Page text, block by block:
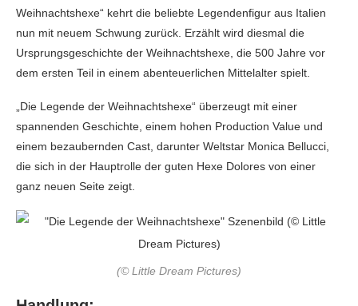
Weihnachtshexe“ kehrt die beliebte Legendenfigur aus Italien
nun mit neuem Schwung zurück. Erzählt wird diesmal die
Ursprungsgeschichte der Weihnachtshexe, die 500 Jahre vor
dem ersten Teil in einem abenteuerlichen Mittelalter spielt.
„Die Legende der Weihnachtshexe“ überzeugt mit einer
spannenden Geschichte, einem hohen Production Value und
einem bezaubernden Cast, darunter Weltstar Monica Bellucci,
die sich in der Hauptrolle der guten Hexe Dolores von einer
ganz neuen Seite zeigt.
(© Little Dream Pictures)